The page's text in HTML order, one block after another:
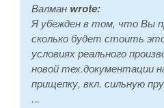
Валман wrote:
Я убежден в том, что Вы
сколько будет стоить
условиях реального
новой тех.документации
прищепку, вкл. сильную
...